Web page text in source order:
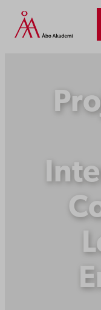
Siirry
sisältöön